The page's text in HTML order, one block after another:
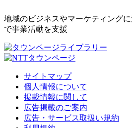
地域のビジネスやマーケティング
で事業活動を支援
サイトマップ
個人情報について
掲載情報に関して
広告掲載のご案内
広告・サービス取扱い規約